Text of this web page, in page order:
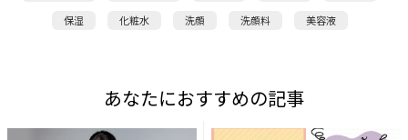
保湿
化粧水 洗顔 洗顔料 美容液
あなたにおすすめの記事